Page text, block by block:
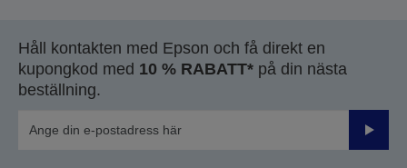
Håll kontakten med Epson och få direkt en
kupongkod med 10 % RABATT* på din nästa
beställning.
Skicka